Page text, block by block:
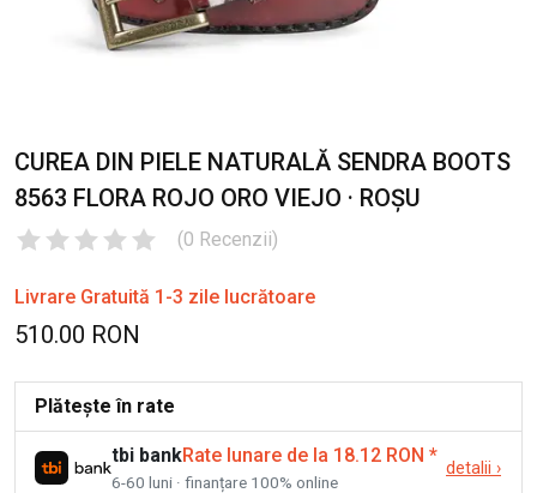
CUREA DIN PIELE NATURALĂ SENDRA BOOTS
8563 FLORA ROJO ORO VIEJO · ROȘU
(0 Recenzii)
Livrare Gratuită 1-3 zile lucrătoare
510.00 RON
Plătește în rate
tbi bankRate lunare de la 18.12 RON *
6-60 luni · finanțare 100% online
detalii ›